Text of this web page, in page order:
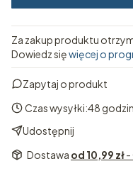
Za zakup produktu
Dowiedz sięwięcej o
Zapytaj o produkt
Czas wysyłki:48 godzin
Udostępnij
Dostawa od 10,99 zł-